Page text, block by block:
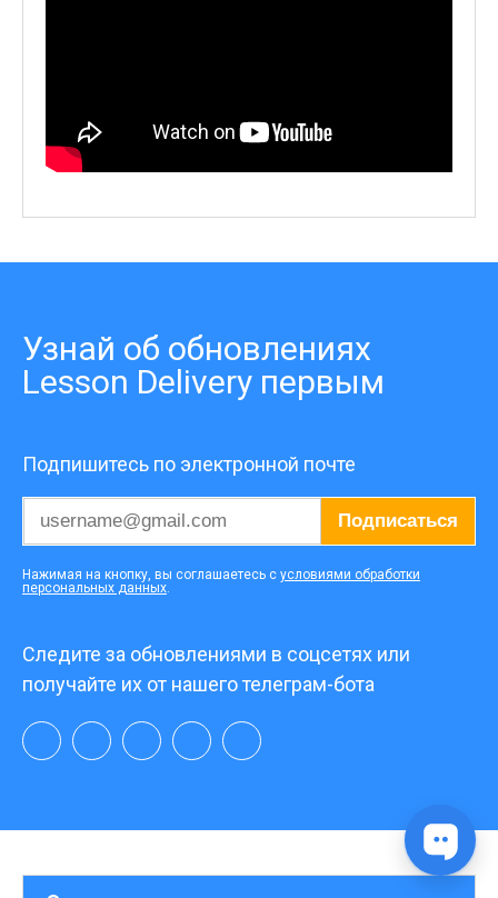
Узнай об обновлениях
Lesson Delivery первым
Подпишитесь по электронной почте
Подписаться
Нажимая на кнопку, вы соглашаетесь с условиями обработки
персональных данных.
Следите за обновлениями в соцсетях или
получайте их от нашего телеграм-бота